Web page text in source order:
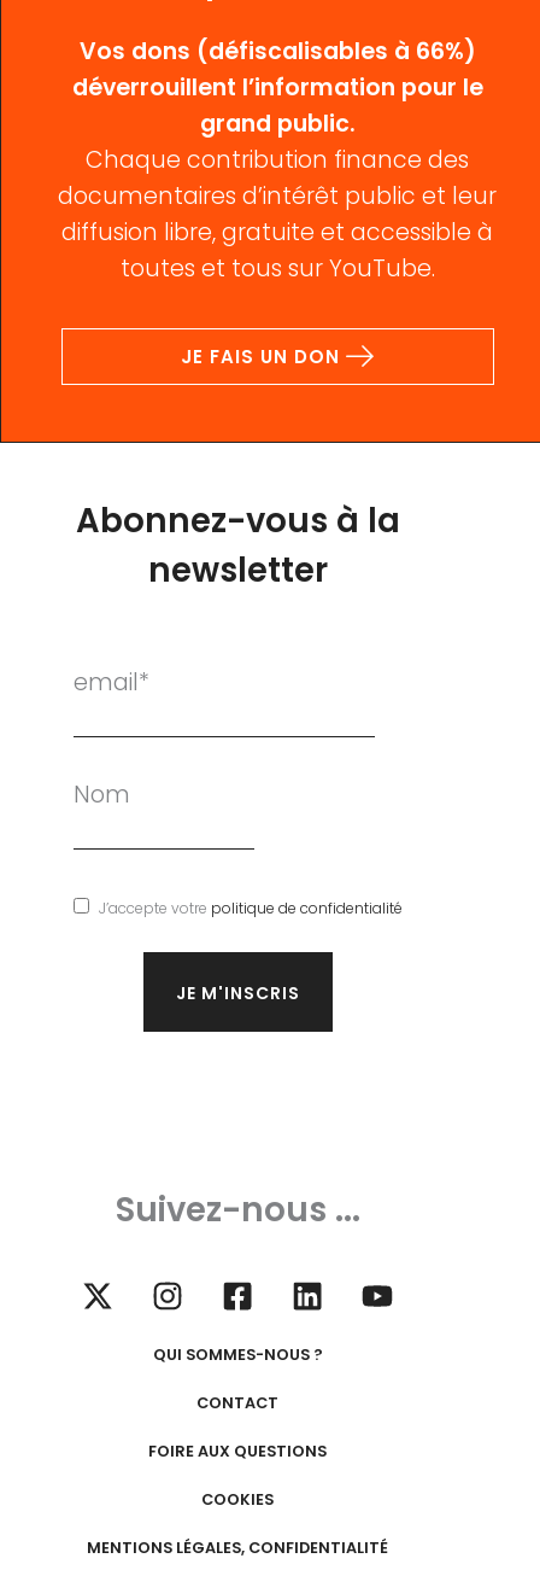
Vos dons (défiscalisables à 66%)
déverrouillent l’information pour le
grand public.
Chaque contribution finance des
documentaires d’intérêt public et leur
diffusion libre, gratuite et accessible à
toutes et tous sur YouTube.
JE FAIS UN DON
Abonnez-vous à la
newsletter
email*
Nom
J’accepte votre politique de confidentialité
Suivez-nous ...
QUI SOMMES-NOUS ?
CONTACT
FOIRE AUX QUESTIONS
COOKIES
MENTIONS LÉGALES, CONFIDENTIALITÉ